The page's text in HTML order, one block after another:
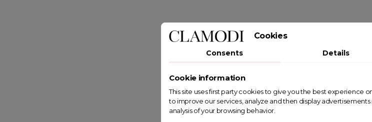
Cookies
Consents Details
Cookie information
This site uses first party cookies to give you the best experience
to improve our services, analyze and then display
analysis of your browsing behavior.